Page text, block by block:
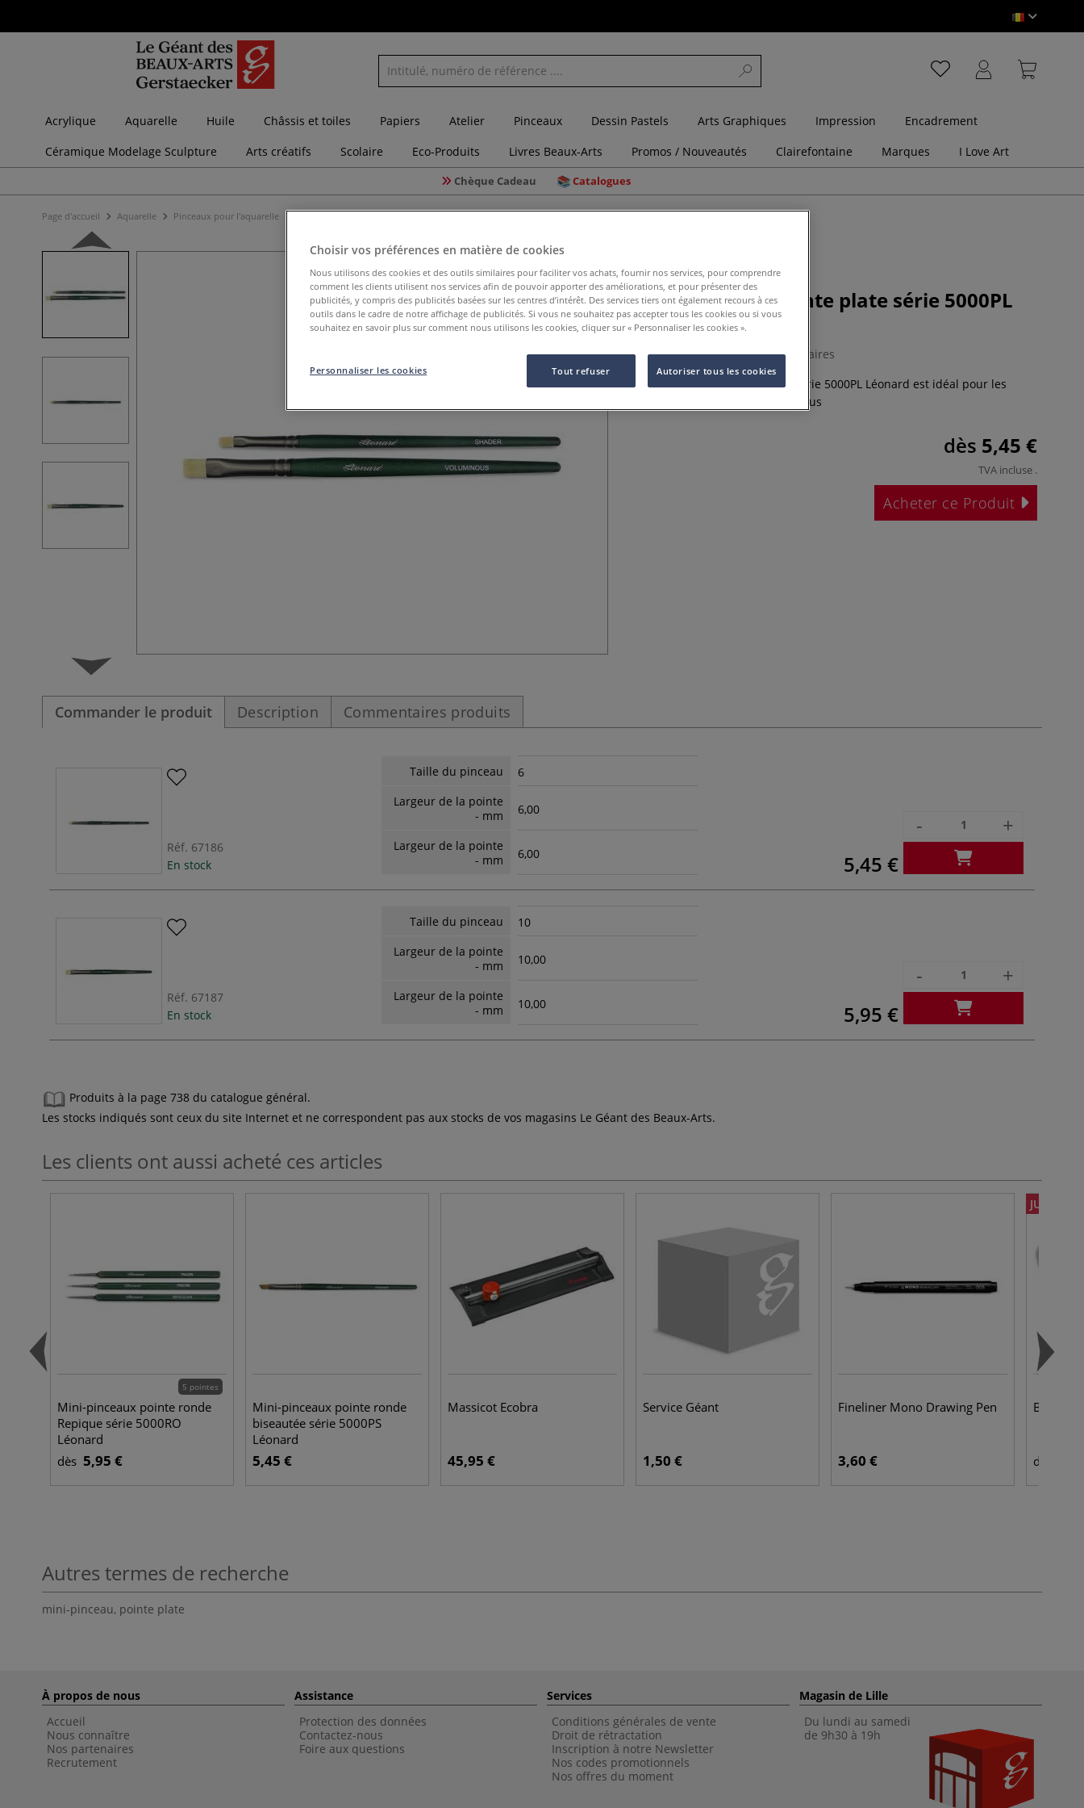
Acrylique Aquarelle Huile Châssis et toiles Papiers Atelier Pinceaux Dessin Pastels Arts Graphiques Impression
Encadrement
Céramique Modelage Sculpture
Arts créatifs Scolaire Eco-Produits Livres Beaux-Arts Promos / Nouveautés Clairefontaine Marques I Love Art
Chèque Cadeau Catalogues
Page d'accueil Aquarelle Pinceaux pour l'aquarelle
Mini-pinceaux pointe plate série 5000PL
Léonard
0 Commentaires
Le Mini-pinceaux pointe plate série 5000PL Léonard est idéal pour les
Plus
dès 5,45 €
TVA incluse .
Acheter ce Produit
Commander le produit Description Commentaires produits
Réf. 67186
En stock
Taille du pinceau
6
Largeur de la pointe
- mm
6,00
Largeur de la pointe
- mm
6,00 5,45 €
- +
Réf. 67187
En stock
Taille du pinceau
10
Largeur de la pointe
- mm
10,00
Largeur de la pointe
- mm
10,00 5,95 €
- +
Produits à la page 738 du catalogue général.
Les stocks indiqués sont ceux du site Internet et ne correspondent pas aux stocks de vos magasins Le Géant des Beaux-Arts.
Les clients ont aussi acheté ces articles
5 pointes
Mini-pinceaux pointe ronde
Repique série 5000RO
Léonard
dès 5,95 €
Mini-pinceaux pointe ronde
biseautée série 5000PS
Léonard
5,45 €
Massicot Ecobra
45,95 €
Service Géant
1,50 €
Fineliner Mono Drawing Pen
3,60 €
JUSQU'À
Bande
dès
Autres termes de recherche
mini-pinceau, pointe plate
À propos de nous
Accueil
Nous connaître
Nos partenaires
Recrutement
Assistance
Protection des données
Contactez-nous
Foire aux questions
Services
Conditions générales de vente
Droit de rétractation
Inscription à notre Newsletter
Nos codes promotionnels
Nos offres du moment
Magasin de Lille
Du lundi au samedi
de 9h30 à 19h
Choisir vos préférences en matière de cookies
Nous utilisons des cookies et des outils similaires pour faciliter vos achats, fournir nos services, pour comprendre
comment les clients utilisent nos services afin de pouvoir apporter des améliorations, et pour présenter des
publicités, y compris des publicités basées sur les centres d’intérêt. Des services tiers ont également recours à ces
outils dans le cadre de notre affichage de publicités. Si vous ne souhaitez pas accepter tous les cookies ou si vous
souhaitez en savoir plus sur comment nous utilisons les cookies, cliquer sur « Personnaliser les cookies ».
Tout refuser Autoriser tous les cookies
Personnaliser les cookies